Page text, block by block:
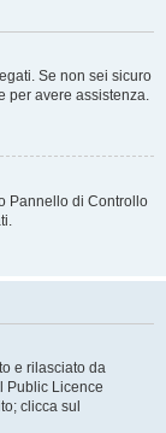
Se non sei sicuro
per avere assistenza.
Pannello di Controllo
e rilasciato da
Public Licence
clicca sul